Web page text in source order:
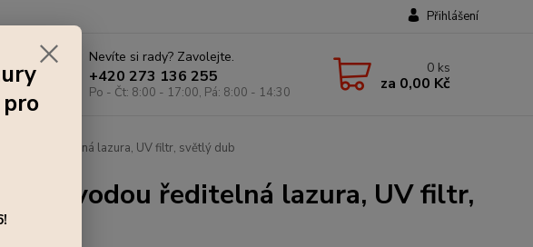
Přihlášení
Nevíte si rady? Zavolejte.
+420 273 136 255
Po - Čt: 8:00 - 17:00, Pá: 8:00 - 14:30
0 ks
za 0,00 Kč
vodou ředitelná lazura, UV filtr, světlý dub
- vodou ředitelná lazura, UV filtr,